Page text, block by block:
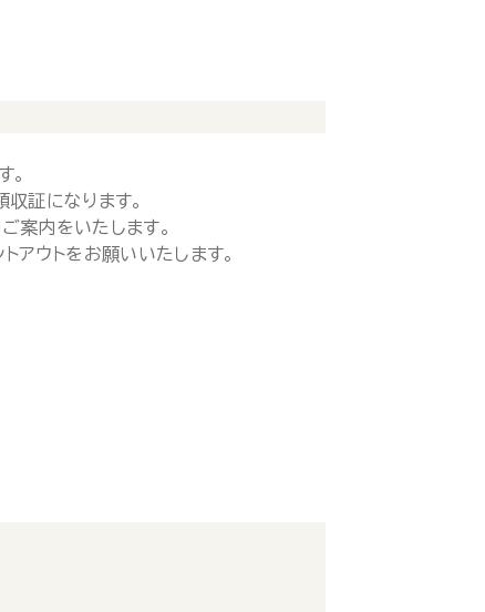
。
証になります。
案内をいたします。
ウトをお願いいたします。